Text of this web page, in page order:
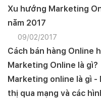
Xu hướng Marketing
năm 2017
09/02/2017
Cách bán hàng Online
Marketing Online là gì?
Marketing online là gì
thị qua mạng và các